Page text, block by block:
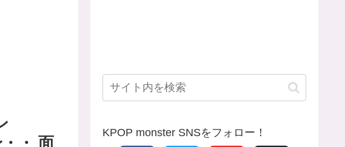
・ 面
KPOP monster SNSをフォロー！